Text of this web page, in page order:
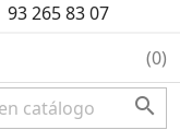
93 265 83 07
(0)
